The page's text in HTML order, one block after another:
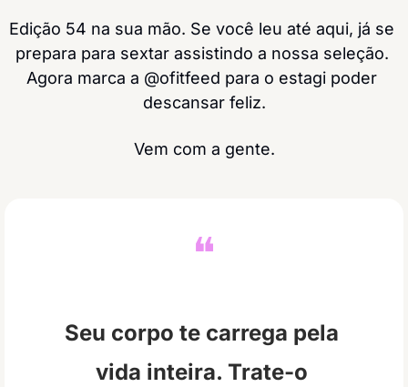
Edição 54 na sua mão. Se você leu até aqui, já se
prepara para sextar assistindo a nossa seleção.
Agora marca a @ofitfeed para o estagi poder
descansar feliz.
Vem com a gente.
❝
Seu corpo te carrega pela
vida inteira. Trate-o